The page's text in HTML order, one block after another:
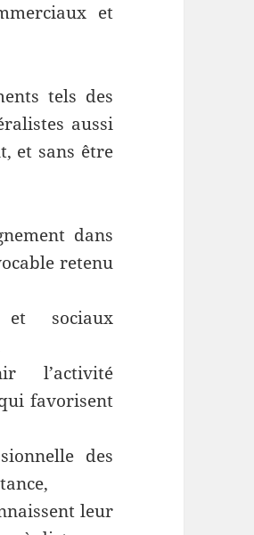
et
tels des
aussi
et sans être
dans
retenu
et sociaux
l’activité
favorisent
des
leur